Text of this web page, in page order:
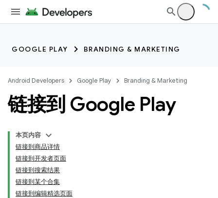
GOOGLE PLAY BRANDING & MARKETING
Android Developers Google Play Branding & Marketing
链接到 Google Play
本页内容
链接到商品详情
链接到开发者页面
链接到搜索结果
链接到某个合集
链接到编辑精选页面